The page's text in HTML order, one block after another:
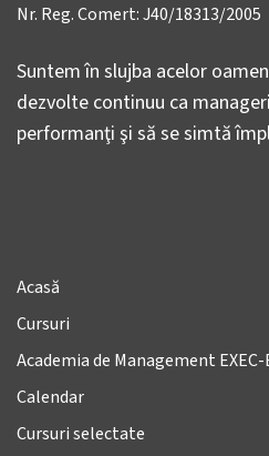
Nr. Reg. Comert: J40/18313/2005
Suntem în slujba acelor
dezvolte continuu ca
performanţi şi să se simtă
Acasă
Cursuri
Academia de Management EXEC-
Calendar
Cursuri selectate